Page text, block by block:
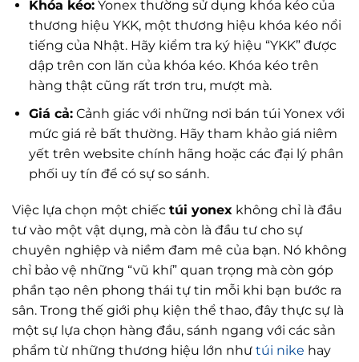
Khóa kéo:Yonex thường sử dụng khóa kéo của
thương hiệu YKK, một thương hiệu khóa kéo nổi
tiếng của Nhật. Hãy kiểm tra ký hiệu “YKK” được
dập trên con lăn của khóa kéo. Khóa kéo trên
hàng thật cũng rất trơn tru, mượt mà.
Giá cả:Cảnh giác với những nơi bán túi Yonex với
mức giá rẻ bất thường. Hãy tham khảo giá niêm
yết trên website chính hãng hoặc các đại lý phân
phối uy tín để có sự so sánh.
Việc lựa chọn một chiếc túi yonex không chỉ là đầu
tư vào một vật dụng, mà còn là đầu tư cho sự
chuyên nghiệp và niềm đam mê của bạn. Nó không
chỉ bảo vệ những “vũ khí” quan trọng mà còn góp
phần tạo nên phong thái tự tin mỗi khi bạn bước ra
sân. Trong thế giới phụ kiện thể thao, đây thực sự là
một sự lựa chọn hàng đầu, sánh ngang với các sản
phẩm từ những thương hiệu lớn như túi nike hay